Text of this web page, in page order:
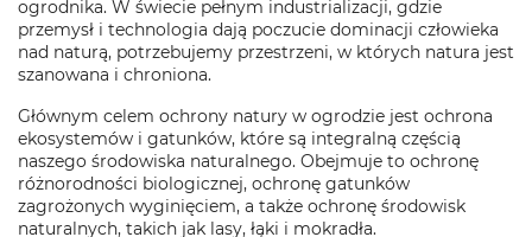
ogrodnika. W świecie pełnym industrializacji, gdzie
przemysł i technologia dają poczucie dominacji człowieka
nad naturą, potrzebujemy przestrzeni, w których natura jest
szanowana i chroniona.
Głównym celem ochrony natury w ogrodzie jest ochrona
ekosystemów i gatunków, które są integralną częścią
naszego środowiska naturalnego. Obejmuje to ochronę
różnorodności biologicznej, ochronę gatunków
zagrożonych wyginięciem, a także ochronę środowisk
naturalnych, takich jak lasy, łąki i mokradła.